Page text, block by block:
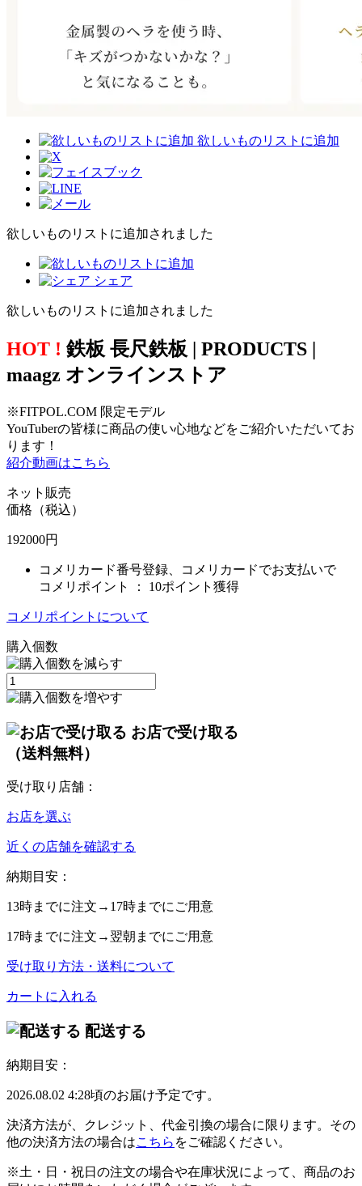
欲しいものリストに追加
欲しいものリストに追加されました
シェア
欲しいものリストに追加されました
HOT ! 鉄板 長尺鉄板 | PRODUCTS |
maagz オンラインストア
※FITPOL.COM 限定モデル
YouTuberの皆様に商品の使い心地などをご紹介いただいてお
ります！
紹介動画はこちら
ネット販売
価格（税込）
192000円
コメリカード番号登録、コメリカードでお支払いで
コメリポイント ： 10ポイント獲得
コメリポイントについて
購入個数
お店で受け取る
（送料無料）
受け取り店舗：
お店を選ぶ
近くの店舗を確認する
納期目安：
13時までに注文→ 17時までにご用意
17時までに注文→ 翌朝 までにご用意
受け取り方法・送料について
カートに入れる
配送する
納期目安：
2026.08.02 4:28頃のお届け予定です。
決済方法が、クレジット、代金引換の場合に限ります。その
他の決済方法の場合はこちら をご確認ください。
※土・日・祝日の注文の場合や在庫状況によって、商品のお